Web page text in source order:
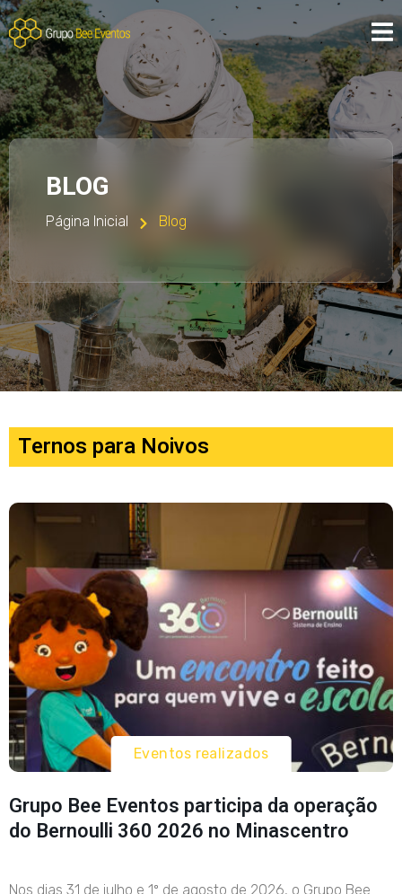
BLOG
Página Inicial Blog
Ternos para Noivos
Eventos realizados
Grupo Bee Eventos participa da operação
do Bernoulli 360 2026 no Minascentro
Nos dias 31 de julho e 1º de agosto de 2026, o Grupo Bee